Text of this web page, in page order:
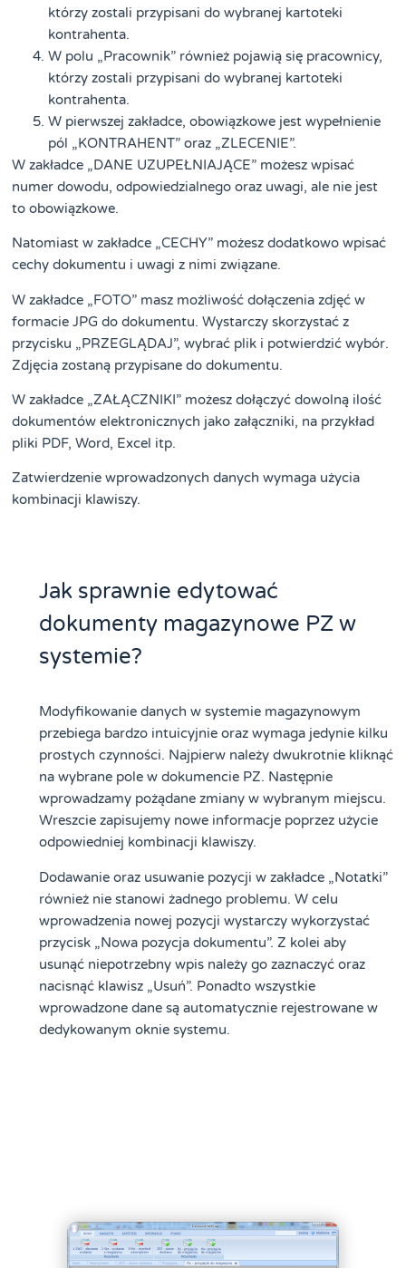
którzy zostali przypisani do wybranej kartoteki
kontrahenta.
W polu „Pracownik” również pojawią się pracownicy,
którzy zostali przypisani do wybranej kartoteki
kontrahenta.
W pierwszej zakładce, obowiązkowe jest wypełnienie
pól „KONTRAHENT” oraz „ZLECENIE”.
W zakładce „DANE UZUPEŁNIAJĄCE” możesz wpisać
numer dowodu, odpowiedzialnego oraz uwagi, ale nie jest
to obowiązkowe.
Natomiast w zakładce „CECHY” możesz dodatkowo wpisać
cechy dokumentu i uwagi z nimi związane.
W zakładce „FOTO” masz możliwość dołączenia zdjęć w
formacie JPG do dokumentu. Wystarczy skorzystać z
przycisku „PRZEGLĄDAJ”, wybrać plik i potwierdzić wybór.
Zdjęcia zostaną przypisane do dokumentu.
W zakładce „ZAŁĄCZNIKI” możesz dołączyć dowolną ilość
dokumentów elektronicznych jako załączniki, na przykład
pliki PDF, Word, Excel itp.
Zatwierdzenie wprowadzonych danych wymaga użycia
kombinacji klawiszy.
Jak sprawnie edytować
dokumenty magazynowe PZ w
systemie?
Modyfikowanie danych w systemie magazynowym
przebiega bardzo intuicyjnie oraz wymaga jedynie kilku
prostych czynności. Najpierw należy dwukrotnie kliknąć
na wybrane pole w dokumencie PZ. Następnie
wprowadzamy pożądane zmiany w wybranym miejscu.
Wreszcie zapisujemy nowe informacje poprzez użycie
odpowiedniej kombinacji klawiszy.
Dodawanie oraz usuwanie pozycji w zakładce „Notatki”
również nie stanowi żadnego problemu. W celu
wprowadzenia nowej pozycji wystarczy wykorzystać
przycisk „Nowa pozycja dokumentu”. Z kolei aby
usunąć niepotrzebny wpis należy go zaznaczyć oraz
nacisnąć klawisz „Usuń”. Ponadto wszystkie
wprowadzone dane są automatycznie rejestrowane w
dedykowanym oknie systemu.